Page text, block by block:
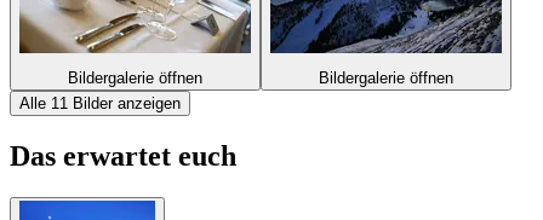
Bildergalerie öffnen
Bildergalerie öffnen
Alle 11 Bilder anzeigen
Das erwartet euch